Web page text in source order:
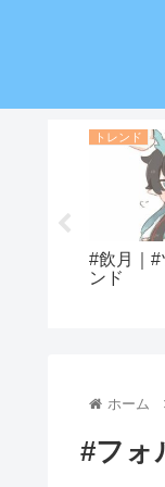
トレンド
#飲月｜#
ンド
ホーム
#フォ